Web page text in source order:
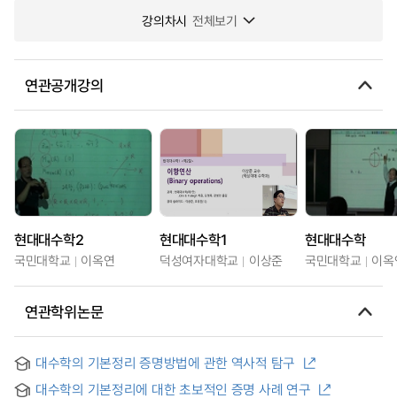
강의차시 전체보기
연관공개강의
현대대수학2
국민대학교 이옥연
현대대수학1
덕성여자대학교 이상준
현대대수학
국민대학교 이
연관학위논문
대수학의 기본정리 증명방법에 관한 역사적 탐구
대수학의 기본정리에 대한 초보적인 증명 사례 연구